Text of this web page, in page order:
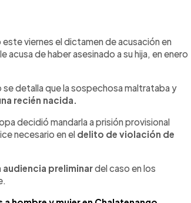
viernes el dictamen de acusación en
le acusa de haber asesinado a su hija, en enero
detalla que la sospechosa maltrataba y
recién nacida.
decidió mandarla a prisión provisional
necesario en el delito de violación de
audiencia preliminardel caso en los